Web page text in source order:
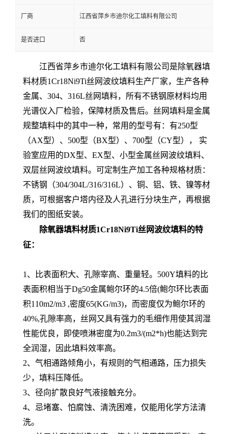
厂商 江西省萍乡市迪尔化工填料有限公司
是否进口 否
江西省萍乡市迪尔化工填料有限公司是除氧器填
料材质1Cr18Ni9Ti丝网波纹填料生产厂家，生产各种
金属、304、316L丝网填料， 所有不锈钢原材料均用
光谱仪入厂检验，保障材质及售后。 丝网填料是金属
规整填料中的其中一种，常用的型号有：有250型
（AX型）、500型（BX型）、700型（CY型）， 实
验室应用的DX型、EX型、小型金属丝网波纹填料、
双层丝网波纹填料。可定制生产加工各种规格材质：
不锈钢（304/304L/316/316L）、铜、铝、铁、镍等材
质，可根据客户塔内径及人孔进行分块生产，再根据
我们的图纸安装。
除氧器填料材质1Cr18Ni9Ti丝网波纹填料的特
征：
1、比表面积大、孔隙宰高、重量轻。 500Y填料的比
表面积相当于Dg50金属鲍尔环的4.5倍(鲍尔环比表面
积110m2/m3 ,密度65(KG/m3)，而密度仅为鲍尔环的
40%,孔隙率高，丝网又具有强力的毛细作用使其润湿
性能优良，即使喷淋密度为0.2m3/(m2*h)也能达到完
全润湿，因此填料效率高。
2、气相通路倾角小，有规则的气相通路，压力损失
少，填料压降低。
3、径向扩散良好气液接触充分。
4、忌堵塞、怕腐蚀、清洗困难，仅能用化学方法清
洗。